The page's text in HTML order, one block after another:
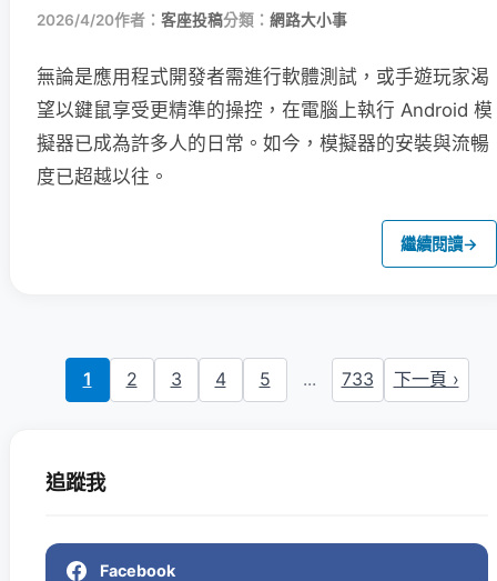
2026/4/20作者： 客座投稿分類： 網路大小事
無論是應用程式開發者需進行軟體測試，或手遊玩家渴
望以鍵鼠享受更精準的操控，在電腦上執行 Android 模
擬器已成為許多人的日常。如今，模擬器的安裝與流暢
度已超越以往。
繼續閱讀→
1 2 3 4 5 ... 733 下一頁 ›
追蹤我
Facebook